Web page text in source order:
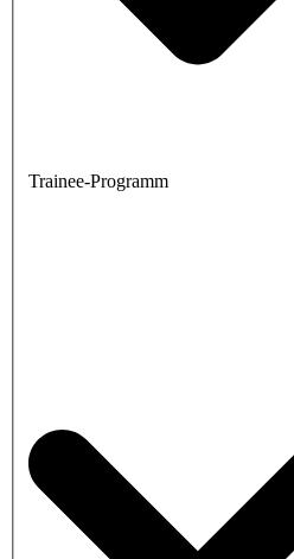
Trainee-Programm